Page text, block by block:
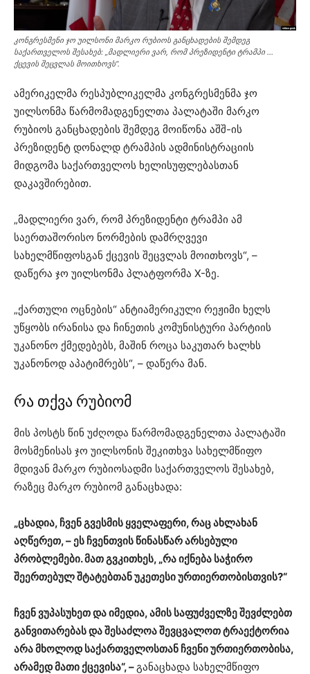
კონგრესმენი ჯო უილსონი მარკო რუბიოს განცხადების შემდეგ
საქართველოს შესახებ: „მადლიერი ვარ, რომ პრეზიდენტი ტრამპი …
ქცევის შეცვლას მოითხოვს“.
ამერიკელმა რესპუბლიკელმა კონგრესმენმა ჯო
უილსონმა წარმომადგენელთა პალატაში მარკო
რუბიოს განცხადების შემდეგ მოიწონა აშშ-ის
პრეზიდენტ დონალდ ტრამპის ადმინისტრაციის
მიდგომა საქართველოს ხელისუფლებასთან
დაკავშირებით.
„მადლიერი ვარ, რომ პრეზიდენტი ტრამპი ამ
საერთაშორისო ნორმების დამრღვევი
სახელმწიფოსგან ქცევის შეცვლას მოითხოვს“, –
დაწერა ჯო უილსონმა პლატფორმა X-ზე.
„ქართული ოცნების“ ანტიამერიკული რეჟიმი ხელს
უწყობს ირანისა და ჩინეთის კომუნისტური პარტიის
უკანონო ქმედებებს, მაშინ როცა საკუთარ ხალხს
უკანონოდ აპატიმრებს“, – დაწერა მან.
რა თქვა რუბიომ
მის პოსტს წინ უძღოდა წარმომადგენელთა პალატაში
მოსმენისას ჯო უილსონის შეკითხვა სახელმწიფო
მდივან მარკო რუბიოსადმი საქართველოს შესახებ,
რაზეც მარკო რუბიომ განაცხადა:
„ცხადია, ჩვენ გვესმის ყველაფერი, რაც ახლახან
აღწერეთ, – ეს ჩვენთვის წინასწარ არსებული
პრობლემები. მათ გვკითხეს, „რა იქნება საჭირო
შეერთებულ შტატებთან უკეთესი ურთიერთობისთვის?“
ჩვენ ვუპასუხეთ და იმედია, ამის საფუძველზე შევძლებთ
განვითარებას და შესაძლოა შევცვალოთ ტრაექტორია
არა მხოლოდ საქართველოსთან ჩვენი ურთიერთობისა,
არამედ მათი ქცევისა“, –განაცხადა სახელმწიფო